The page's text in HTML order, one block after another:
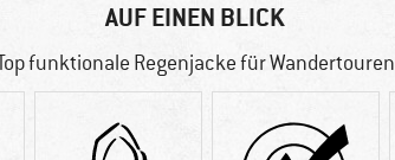
AUF EINEN BLICK
funktionale Regenjacke für Wandertouren